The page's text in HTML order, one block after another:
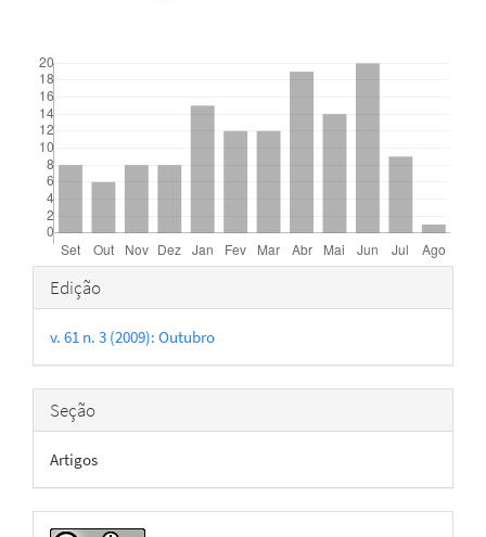
Detalhes
do
artigo
Edição
v. 61 n. 3 (2009): Outubro
Seção
Artigos